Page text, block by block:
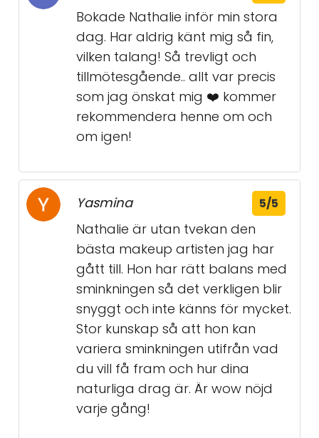
Bokade Nathalie inför min stora
dag. Har aldrig känt mig så fin,
vilken talang! Så trevligt och
tillmötesgående.. allt var precis
som jag önskat mig ❤️ kommer
rekommendera henne om och
om igen!
Yasmina 5/5
Nathalie är utan tvekan den
bästa makeup artisten jag har
gått till. Hon har rätt balans med
sminkningen så det verkligen blir
snyggt och inte känns för mycket.
Stor kunskap så att hon kan
variera sminkningen utifrån vad
du vill få fram och hur dina
naturliga drag är. Är wow nöjd
varje gång!